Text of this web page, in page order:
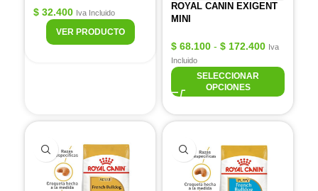
$ 32.400 Iva Incluido
VER PRODUCTO
ROYAL CANIN EXIGENT
MINI
$ 68.100 - $ 172.400 Iva
Incluido
SELECCIONAR
OPCIONES